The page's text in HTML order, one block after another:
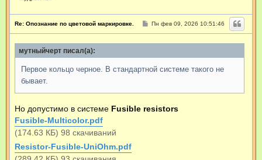
Re: Опознание по цветовой маркировке.
С
б
е
и
Пн фев 09, 2026 10:51:46
мутныйчерт писал(а):
Первое кольцо черное. В стандартной системе такого не
бывает.
Но допустимо в системе Fusible resistors
Fusible-Multicolor.pdf
(174.63 КБ) 98 скачиваний
Resistor-Fusible-UniOhm.pdf